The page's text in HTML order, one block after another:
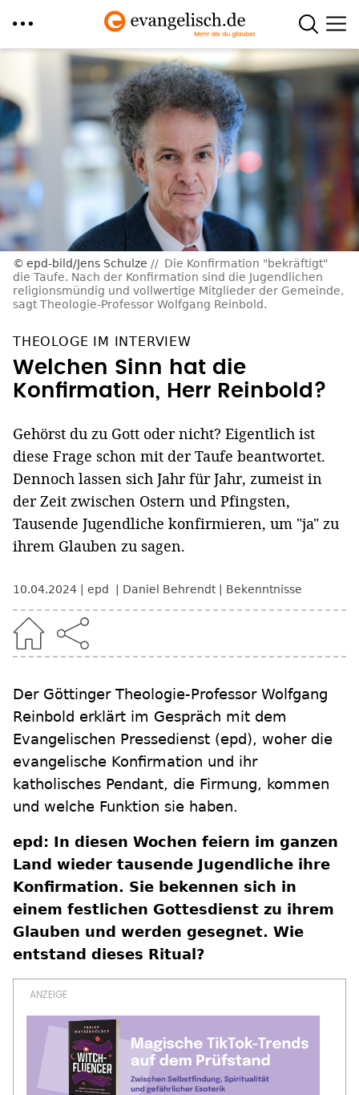
Inhalt
epd-bild/Jens Schulze
Die Konfirmation "bekräftigt"
die Taufe. Nach der Konfirmation sind die Jugendlichen
religionsmündig und vollwertige Mitglieder der Gemeinde,
sagt Theologie-Professor Wolfgang Reinbold.
THEOLOGE IM INTERVIEW
Welchen Sinn hat die
Konfirmation, Herr Reinbold?
Gehörst du zu Gott oder nicht? Eigentlich ist
diese Frage schon mit der Taufe beantwortet.
Dennoch lassen sich Jahr für Jahr, zumeist in
der Zeit zwischen Ostern und Pfingsten,
Tausende Jugendliche konfirmieren, um "ja" zu
ihrem Glauben zu sagen.
10.04.2024 epd Daniel Behrendt Bekenntnisse
Der Göttinger Theologie-Professor Wolfgang
Reinbold erklärt im Gespräch mit dem
Evangelischen Pressedienst (epd), woher die
evangelische Konfirmation und ihr
katholisches Pendant, die Firmung, kommen
und welche Funktion sie haben.
epd: In diesen Wochen feiern im ganzen
Land wieder tausende Jugendliche ihre
Konfirmation. Sie bekennen sich in
einem festlichen Gottesdienst zu ihrem
Glauben und werden gesegnet. Wie
entstand dieses Ritual?